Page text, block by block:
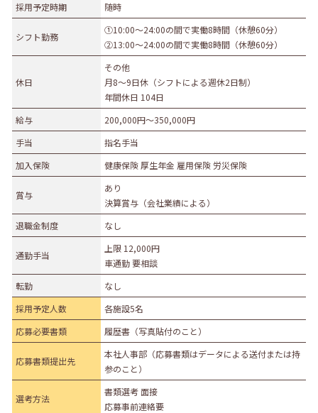
技能職
サービス職
勤務形態
その他
勤務地
札幌市・近郊 函館市・近郊
旭川市・近郊
釧路市・近郊
帯広市・近郊 北見市・近郊 道外
採用予定時期
随時
シフト勤務
①10:00～24:00の間で実働8時間（休憩60分）
②13:00～24:00の間で実働8時間（休憩60分）
休日
その他
月8～9日休（シフトによる週休2日制）
年間休日 104日
給与
200,000円〜350,000円
手当
指名手当
加入保険
健康保険 厚生年金 雇用保険 労災保険
賞与
あり
決算賞与（会社業績による）
退職金制度
なし
通勤手当
上限 12,000円
車通勤 要相談
転勤
なし
採用予定人数
各施設5名
応募必要書類
履歴書（写真貼付のこと）
応募書類提出先
本社人事部（応募書類はデータによる送付または持
参のこと）
選考方法
書類選考 面接
応募事前連絡要